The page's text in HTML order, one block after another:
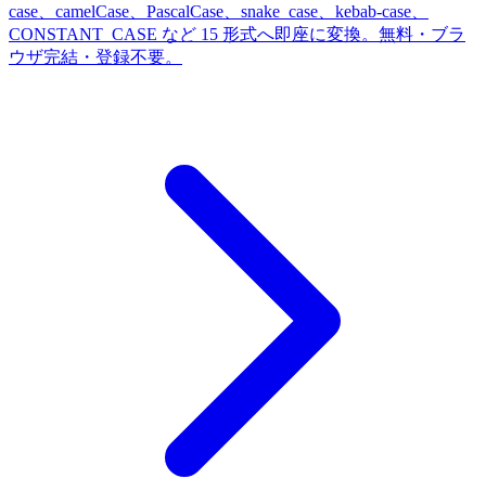
case、camelCase、PascalCase、snake_case、kebab-case、
CONSTANT_CASE など 15 形式へ即座に変換。無料・ブラ
ウザ完結・登録不要。